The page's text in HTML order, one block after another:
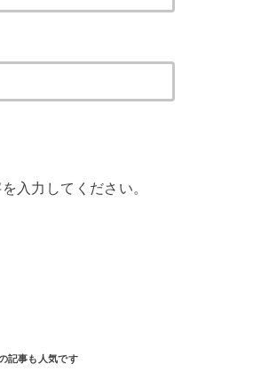
入力してください。